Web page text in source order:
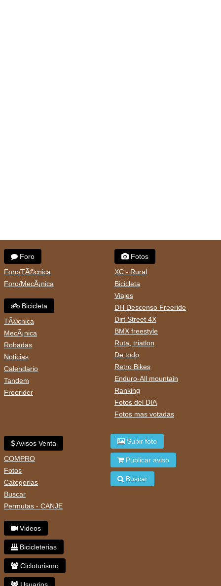
Foro
Foro/TÃ©cnica
Foro/MecÃ¡nica
Bicicleta
TÃ©cnica
MecÃ¡nica
Robadas
Noticias
Calendario
Tandem
Freerider
Fotos
XC - Rural
Bicicleta
Viajes
DH Descenso Freeride
Dirt Street 4X
BMX freestyle
Ruta, triatlon
De todo
Retro Bikes
Enduro-All mountain
Ranking
Fotos del DIA
Fotos mas votadas
Avisos Venta
COMPRO
Fotos
Categorias
Buscar
Permutas - CANJE
Videos
Bicicleterias
Cicloturismo
Subir foto
Publicar aviso
Buscar